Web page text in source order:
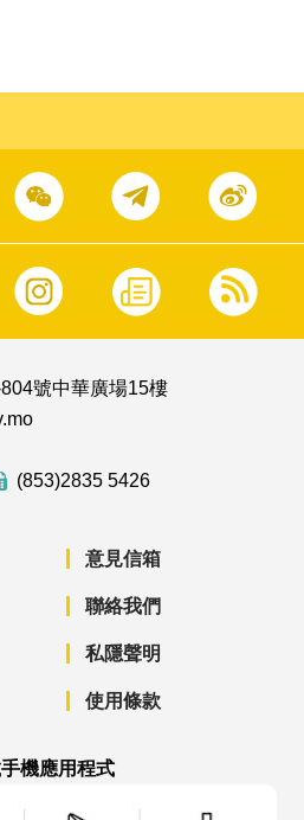
號中華廣場15樓
(853)2835 5426
意見信箱
聯絡我們
私隱聲明
使用條款
機應用程式